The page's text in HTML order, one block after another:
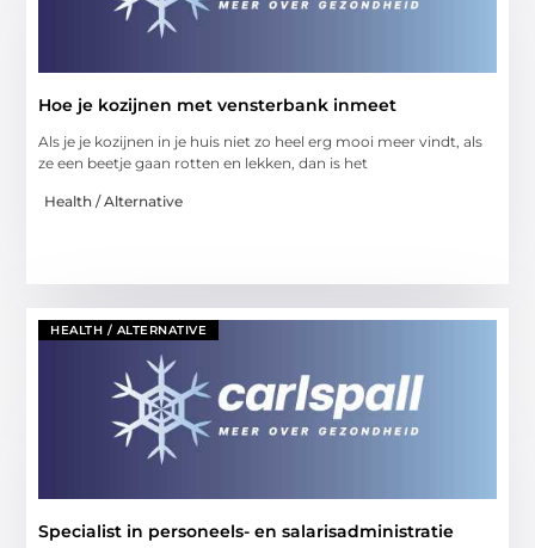
Hoe je kozijnen met vensterbank inmeet
Als je je kozijnen in je huis niet zo heel erg mooi meer vindt, als
ze een beetje gaan rotten en lekken, dan is het
Health / Alternative
HEALTH / ALTERNATIVE
Specialist in personeels- en salarisadministratie